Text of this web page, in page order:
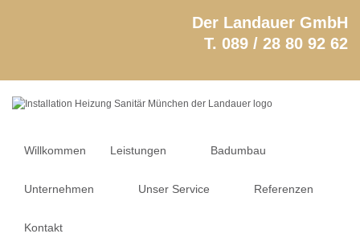
Der Landauer GmbH
T. 089 / 28 80 92 62
Willkommen Leistungen Badumbau
Unternehmen Unser Service Referenzen
Kontakt